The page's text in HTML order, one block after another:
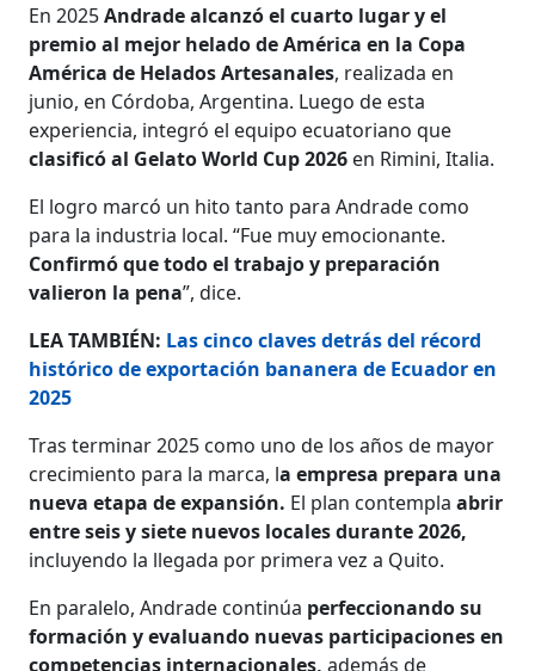
En 2025Andrade alcanzó el cuarto lugar y el
premio al mejor helado de América en la Copa
América de Helados Artesanales, realizada en
junio, en Córdoba, Argentina. Luego de esta
experiencia, integró el equipo ecuatoriano que
clasificó al Gelato World Cup 2026 en Rimini, Italia.
El logro marcó un hito tanto para Andrade como
para la industria local. “Fue muy emocionante.
Confirmó que todo el trabajo y preparación
valieron la pena”, dice.
LEA TAMBIÉN: Las cinco claves detrás del récord
histórico de exportación bananera de Ecuador en
2025
Tras terminar 2025 como uno de los años de mayor
crecimiento para la marca, la empresa prepara una
nueva etapa de expansión. El plan contemplaabrir
entre seis y siete nuevos locales durante 2026,
incluyendo la llegada por primera vez a Quito.
En paralelo, Andrade continúa perfeccionando su
formación y evaluando nuevas participaciones en
competencias internacionales, además de